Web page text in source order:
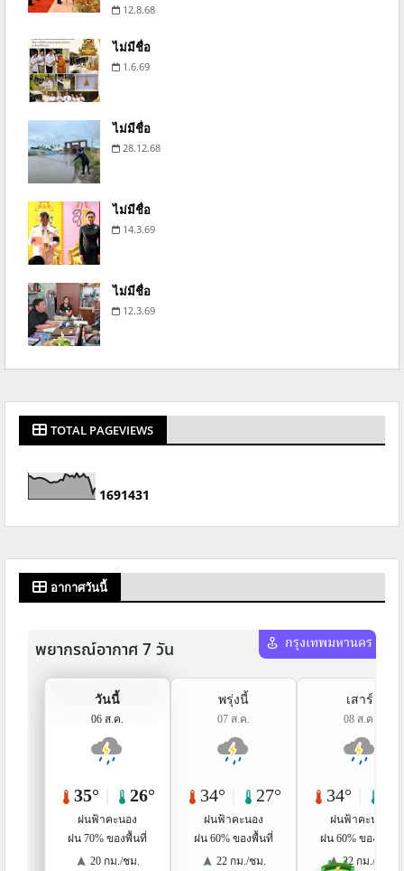
12.8.68
ไม่มีชื่อ
1.6.69
ไม่มีชื่อ
28.12.68
ไม่มีชื่อ
14.3.69
ไม่มีชื่อ
12.3.69
TOTAL PAGEVIEWS
1691431
อากาศวันนี้